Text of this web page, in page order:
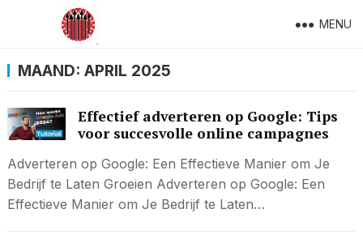
MENU
MAAND: APRIL 2025
Effectief adverteren op Google: Tips
voor succesvolle online campagnes
Adverteren op Google: Een Effectieve Manier om Je
Bedrijf te Laten Groeien Adverteren op Google: Een
Effectieve Manier om Je Bedrijf te Laten…